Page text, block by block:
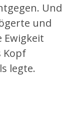
Und
und
Ewigkeit
Kopf
legte.